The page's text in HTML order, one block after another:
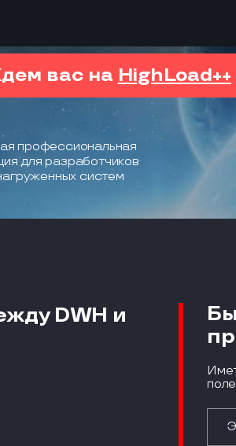
вас на HighLoad++
профессиональная
для разработчиков
систем
DWH и